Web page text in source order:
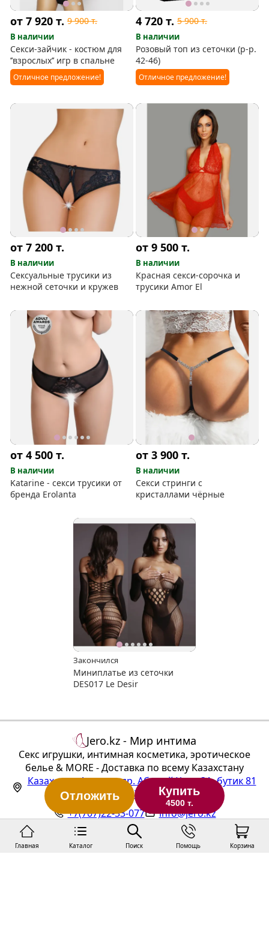
Отложить Купить
4500 т.
от 7 920т. 9 900т.
В наличии
Секси-зайчик - костюм для
’’взрослых’’ игр в спальне
Отличное предложение!
4 720т. 5 900т.
В наличии
Розовый топ из сеточки (р-р.
42-46)
Отличное предложение!
от 7 200т.
В наличии
Сексуальные трусики из
нежной сеточки и кружев
от 9 500т.
В наличии
Красная секси-сорочка и
трусики Amor El
от 4 500т.
В наличии
Katarine - секси трусики от
бренда Erolanta
от 3 900т.
В наличии
Секси стринги с
кристаллами чёрные
Закончился
Миниплатье из сеточки
DES017 Le Desir
Главная Каталог Поиск Помощь Корзина
Jero.kz - Мир интима
Секс игрушки, интимная косметика, эротическое
белье & MORE - Доставка по всему Казахстану
Казахстан,Алматы,пр. Абылай Хана 3А, бутик 81
(ТЦ "Алтын Тараз", 1 этаж)
+7(707)22-33-077
info@jero.kz